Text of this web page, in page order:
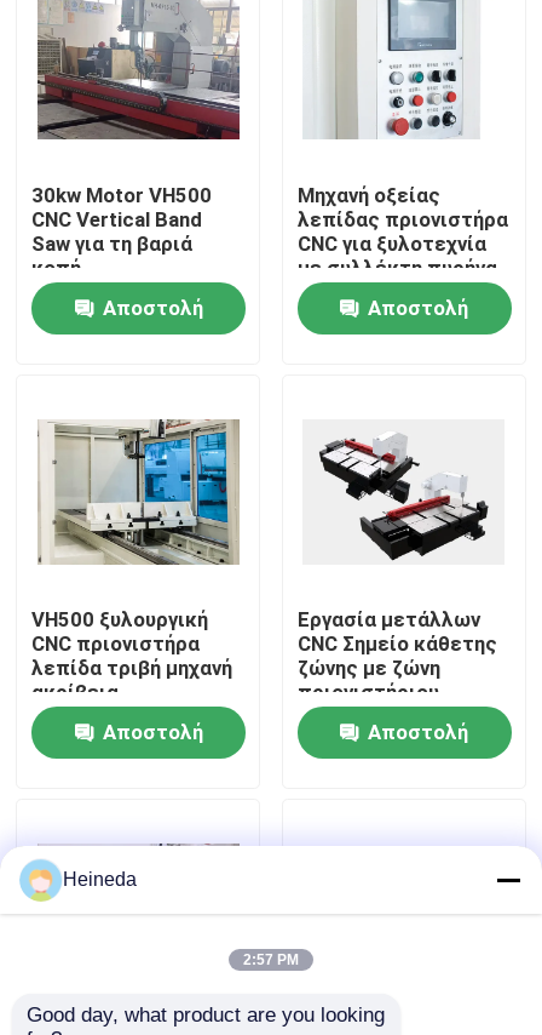
Σπίτι
Περίπου εμείς
Γύρος εργοστασίων
Ποιοτικός έλεγχος
Μας ελάτε σε επαφή με
Ζητήστε ένα απόσπασμα
CNC πριόνια ζωνών
30kw Motor VH500
CNC Vertical Band
Saw για τη βαριά
κοπή
Αποστολή
Μηχανή οξείας
λεπίδας πριονιστήρα
CNC για ξυλοτεχνία
με συλλέκτη πυρήνα
διήθησης με παλμούς
15HP
Αποστολή
VH500 ξυλουργική
CNC πριονιστήρα
λεπίδα τριβή μηχανή
ακρίβεια
Αποστολή
Εργασία μετάλλων
CNC Σημείο κάθετης
ζώνης με ζώνη
πριονιστήριου
Ταχύτητα
200/2000m/min
Χωρίς βήματα
Αποστολή
Heineda
2:57 PM
Good day, what product are you looking